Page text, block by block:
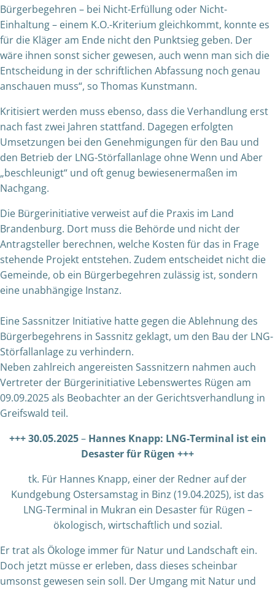
Bürgerbegehren – bei Nicht-Erfüllung oder Nicht-
Einhaltung – einem K.O.-Kriterium gleichkommt, konnte es
für die Kläger am Ende nicht den Punktsieg geben. Der
wäre ihnen sonst sicher gewesen, auch wenn man sich die
Entscheidung in der schriftlichen Abfassung noch genau
anschauen muss“, so Thomas Kunstmann.
Kritisiert werden muss ebenso, dass die Verhandlung erst
nach fast zwei Jahren stattfand. Dagegen erfolgten
Umsetzungen bei den Genehmigungen für den Bau und
den Betrieb der LNG-Störfallanlage ohne Wenn und Aber
„beschleunigt“ und oft genug bewiesenermaßen im
Nachgang.
Die Bürgerinitiative verweist auf die Praxis im Land
Brandenburg. Dort muss die Behörde und nicht der
Antragsteller berechnen, welche Kosten für das in Frage
stehende Projekt entstehen. Zudem entscheidet nicht die
Gemeinde, ob ein Bürgerbegehren zulässig ist, sondern
eine unabhängige Instanz.
Eine Sassnitzer Initiative hatte gegen die Ablehnung des
Bürgerbegehrens in Sassnitz geklagt, um den Bau der LNG-
Störfallanlage zu verhindern.
Neben zahlreich angereisten Sassnitzern nahmen auch
Vertreter der Bürgerinitiative Lebenswertes Rügen am
09.09.2025 als Beobachter an der Gerichtsverhandlung in
Greifswald teil.
+++ 30.05.2025– Hannes Knapp: LNG-Terminal ist ein
Desaster für Rügen +++
tk. Für Hannes Knapp, einer der Redner auf der
Kundgebung Ostersamstag in Binz (19.04.2025), ist das
LNG-Terminal in Mukran ein Desaster für Rügen –
ökologisch, wirtschaftlich und sozial.
Er trat als Ökologe immer für Natur und Landschaft ein.
Doch jetzt müsse er erleben, dass dieses scheinbar
umsonst gewesen sein soll. Der Umgang mit Natur und